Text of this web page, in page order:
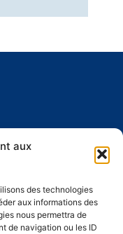
aux
des technologies
aux informations des
nous permettra de
de navigation ou les ID